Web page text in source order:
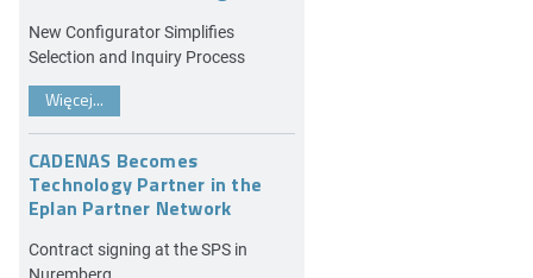
New Configurator Simplifies
Selection and Inquiry Process
Więcej...
CADENAS Becomes
Technology Partner in the
Eplan Partner Network
Contract signing at the SPS in